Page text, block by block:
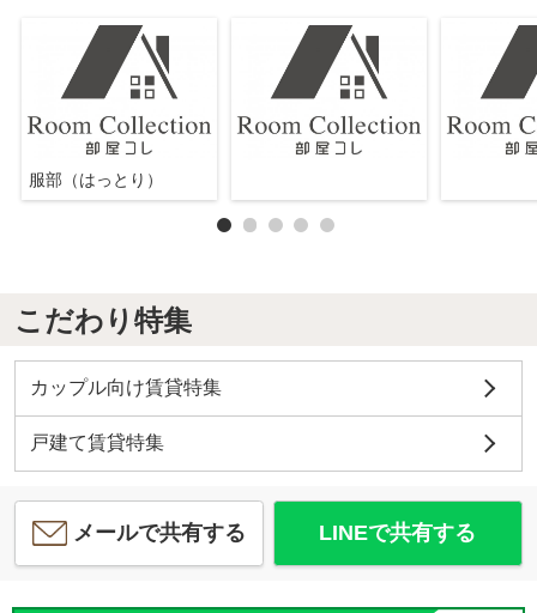
服部（はっとり）
こだわり特集
カップル向け賃貸特集
戸建て賃貸特集
メールで共有する LINEで共有する